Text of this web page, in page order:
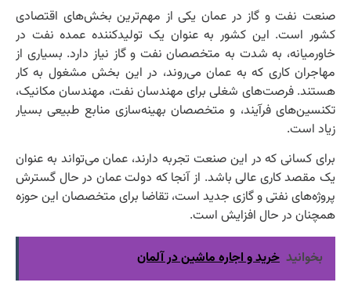
صنعت نفت و گاز در عمان یکی از مهم‌ترین بخش‌های اقتصادی
کشور است. این کشور به عنوان یک تولیدکننده عمده نفت در
خاورمیانه، به شدت به متخصصان نفت و گاز نیاز دارد. بسیاری از
مهاجران کاری که به عمان می‌روند، در این بخش مشغول به کار
هستند. فرصت‌های شغلی برای مهندسان نفت، مهندسان مکانیک،
تکنسین‌های فرآیند، و متخصصان بهینه‌سازی منابع طبیعی بسیار
زیاد است.
برای کسانی که در این صنعت تجربه دارند، عمان می‌تواند به عنوان
یک مقصد کاری عالی باشد. از آنجا که دولت عمان در حال گسترش
پروژه‌های نفتی و گازی جدید است، تقاضا برای متخصصان این حوزه
همچنان در حال افزایش است.
بخوانید خرید و اجاره ماشین در آلمان